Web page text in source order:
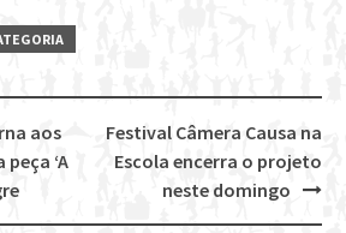
Festival Câmera Causa na
Escola encerra o projeto
neste domingo
aos
‘A